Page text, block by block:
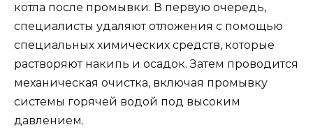
котла после промывки. В первую очередь,
специалисты удаляют отложения с помощью
специальных химических средств, которые
растворяют накипь и осадок. Затем проводится
механическая очистка, включая промывку
системы горячей водой под высоким
давлением.